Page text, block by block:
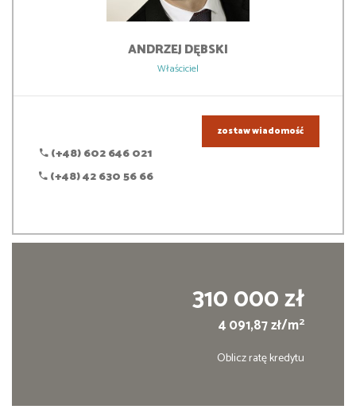
ANDRZEJ DĘBSKI
Właściciel
(+48) 602 646 021
(+48) 42 630 56 66
zostaw wiadomość
310 000 zł
4 091,87 zł/m2
Oblicz ratę kredytu